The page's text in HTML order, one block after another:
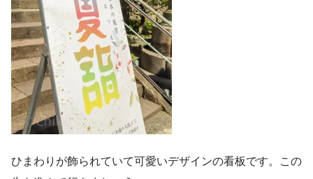
ひまわりが飾られていて可愛いデザインの看板です。この